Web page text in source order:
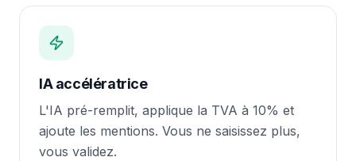
IA accélératrice
L'IA pré-remplit, applique la TVA à 10% et
ajoute les mentions. Vous ne saisissez plus,
vous validez.